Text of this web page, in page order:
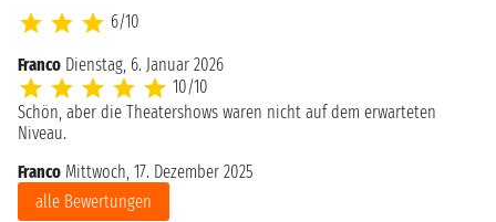
6/10
Franco Dienstag, 6. Januar 2026
10/10
Schön, aber die Theatershows waren nicht auf dem erwarteten
Niveau.
Franco Mittwoch, 17. Dezember 2025
alle Bewertungen